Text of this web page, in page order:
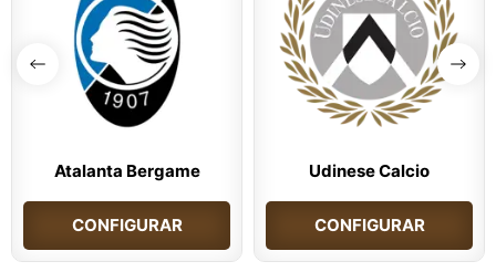
Atalanta Bergame
CONFIGURAR
Udinese Calcio
CONFIGURAR